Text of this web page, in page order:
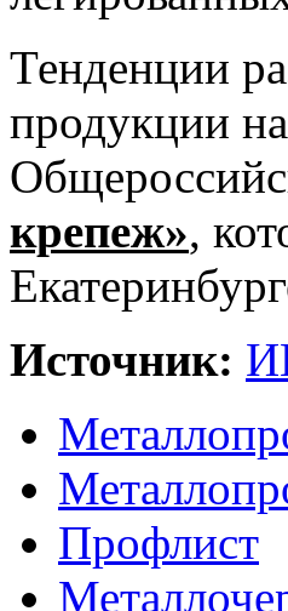
Тенденции
продукции
крепеж»,
Источник:
Профлист